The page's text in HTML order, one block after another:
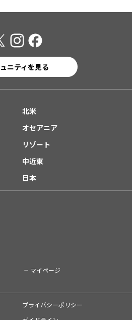
ニティを見る
北米
オセアニア
リゾート
中近東
日本
マイページ
プライバシーポリシー